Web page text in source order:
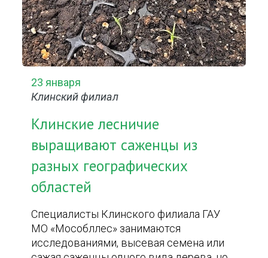
23 января
Клинский филиал
Клинские лесничие
выращивают саженцы из
разных географических
областей
Специалисты Клинского филиала ГАУ
МО «Мособллес» занимаются
исследованиями, высевая семена или